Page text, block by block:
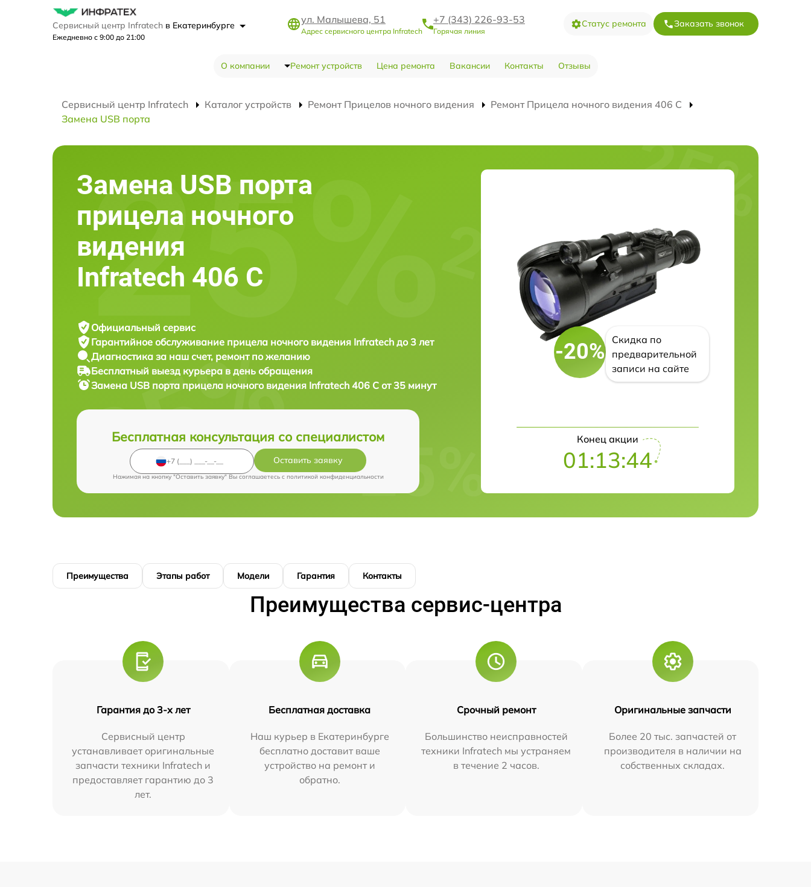
Сервисный центр Infratech в Екатеринбурге
Ежедневно с 9:00 до 21:00
ул. Малышева, 51
Адрес сервисного центра Infratech
+7 (343) 226-93-53
Горячая линия
Статус ремонта Заказать звонок
О компании Ремонт устройств Цена ремонта Вакансии Контакты Отзывы
Сервисный центр Infratech Каталог устройств Ремонт Прицелов ночного видения
Ремонт Прицела ночного видения 406 С
Замена USB порта
Замена USB порта
прицела ночного
видения
Infratech 406 С
Официальный сервис
Гарантийное обслуживание прицела ночного видения Infratech до 3 лет
Диагностика за наш счет, ремонт по желанию
Бесплатный выезд курьера в день обращения
Замена USB порта прицела ночного видения Infratech 406 С от 35 минут
Бесплатная консультация со специалистом
Оставить заявку
Нажимая на кнопку "Оставить заявку" Вы соглашаетесь c политикой конфиденциальности
-20%
Скидка по
предварительной
записи на сайте
Конец акции
01:13:42
Преимущества Этапы работ Модели Гарантия Контакты
Преимущества сервис-центра
Гарантия до 3-х лет
Сервисный центр
устанавливает оригинальные
запчасти техники Infratech и
предоставляет гарантию до 3
лет.
Бесплатная доставка
Наш курьер в Екатеринбурге
бесплатно доставит ваше
устройство на ремонт и
обратно.
Срочный ремонт
Большинство неисправностей
техники Infratech мы устраняем
в течение 2 часов.
Оригинальные запчасти
Более 20 тыс. запчастей от
производителя в наличии на
собственных складах.